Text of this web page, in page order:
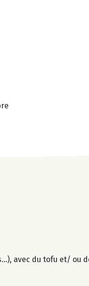
avec du tofu et/ ou